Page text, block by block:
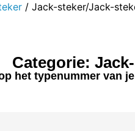
/ Jack-steker/Jack-
Categorie:
het typenummer van